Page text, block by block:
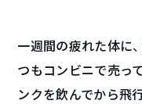
一週間の疲れた体に
つもコンビニで売っ
ンクを飲んでから飛